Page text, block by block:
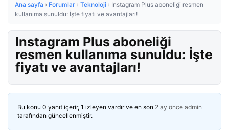
Ana sayfa › Forumlar › Teknoloji › Instagram Plus aboneliği resmen
kullanıma sunuldu: İşte fiyatı ve avantajları!
Instagram Plus aboneliği
resmen kullanıma sunuldu: İşte
fiyatı ve avantajları!
Bu konu 0 yanıt içerir, 1 izleyen vardır ve en son 2 ay önce admin
tarafından güncellenmiştir.